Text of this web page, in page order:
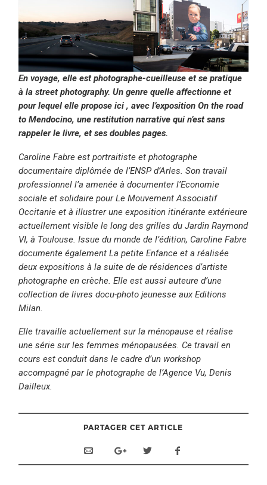
En voyage, elle est photographe-cueilleuse et se pratique
à la street photography. Un genre quelle affectionne et
pour lequel elle propose ici , avec l’exposition On the road
to Mendocino, une restitution narrative qui n’est sans
rappeler le livre, et ses doubles pages.
Caroline Fabre est portraitiste et photographe
documentaire diplômée de l’ENSP d’Arles. Son travail
professionnel l’a amenée à documenter l’Economie
sociale et solidaire pour Le Mouvement Associatif
Occitanie et à illustrer une exposition itinérante extérieure
actuellement visible le long des grilles du Jardin Raymond
VI, à Toulouse. Issue du monde de l’édition, Caroline Fabre
documente également La petite Enfance et a réalisée
deux expositions à la suite de de résidences d’artiste
photographe en crèche. Elle est aussi auteure d’une
collection de livres docu-photo jeunesse aux Editions
Milan.
Elle travaille actuellement sur la ménopause et réalise
une série sur les femmes ménopausées. Ce travail en
cours est conduit dans le cadre d’un workshop
accompagné par le photographe de l’Agence Vu, Denis
Dailleux.
PARTAGER CET ARTICLE